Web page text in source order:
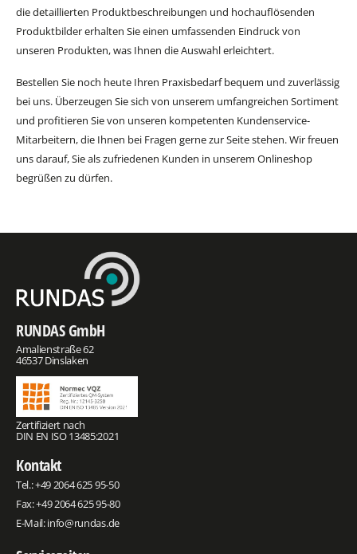
die detaillierten Produktbeschreibungen und hochauflösenden
Produktbilder erhalten Sie einen umfassenden Eindruck von
unseren Produkten, was Ihnen die Auswahl erleichtert.
Bestellen Sie noch heute Ihren Praxisbedarf bequem und zuverlässig
bei uns. Überzeugen Sie sich von unserem umfangreichen Sortiment
und profitieren Sie von unseren kompetenten Kundenservice-
Mitarbeitern, die Ihnen bei Fragen gerne zur Seite stehen. Wir freuen
uns darauf, Sie als zufriedenen Kunden in unserem Onlineshop
begrüßen zu dürfen.
RUNDAS GmbH
Amalienstraße 62
46537 Dinslaken
Zertifiziert nach
DIN EN ISO 13485:2021
Kontakt
Tel.:+49 2064 625 95-50
Fax: +49 2064 625 95-80
E-Mail:info@rundas.de